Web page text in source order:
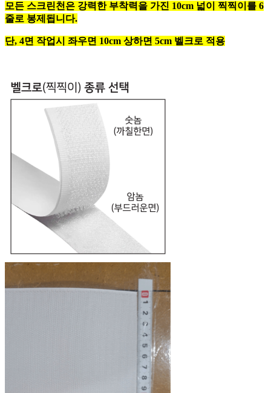
모든 스크린천은 강력한 부착력을 가진 10cm 넓이 찍찍이를 6
줄로 봉제됩니다.
단, 4면 작업시 좌우면 10cm 상하면 5cm 벨크로 적용